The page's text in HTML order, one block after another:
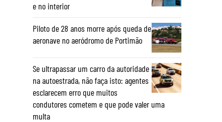
e no interior
Piloto de 28 anos morre após queda de
aeronave no aeródromo de Portimão
Se ultrapassar um carro da autoridade
na autoestrada, não faça isto: agentes
esclarecem erro que muitos
condutores cometem e que pode valer uma
multa